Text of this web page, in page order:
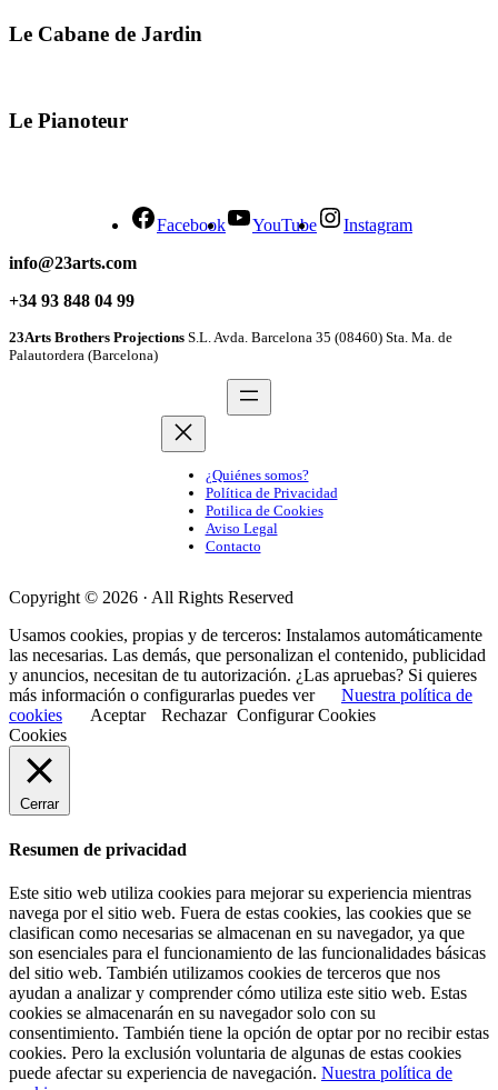
Le Cabane de Jardin
Le Pianoteur
Facebook YouTube
Instagram
info@23arts.com
+34 93 848 04 99
23Arts Brothers Projections S.L. Avda. Barcelona 35 (08460) Sta. Ma. de
Palautordera (Barcelona)
¿Quiénes somos?
Política de Privacidad
Potilica de Cookies
Aviso Legal
Contacto
Copyright © 2026 · All Rights Reserved
Usamos cookies, propias y de terceros: Instalamos automáticamente
las necesarias. Las demás, que personalizan el contenido, publicidad
y anuncios, necesitan de tu autorización. ¿Las apruebas? Si quieres
más información o configurarlas puedes ver
Nuestra política de
cookies
Aceptar Rechazar Configurar Cookies
Cookies
Cerrar
Resumen de privacidad
Este sitio web utiliza cookies para mejorar su experiencia mientras
navega por el sitio web. Fuera de estas cookies, las cookies que se
clasifican como necesarias se almacenan en su navegador, ya que
son esenciales para el funcionamiento de las funcionalidades básicas
del sitio web. También utilizamos cookies de terceros que nos
ayudan a analizar y comprender cómo utiliza este sitio web. Estas
cookies se almacenarán en su navegador solo con su
consentimiento. También tiene la opción de optar por no recibir estas
cookies. Pero la exclusión voluntaria de algunas de estas cookies
puede afectar su experiencia de navegación. Nuestra política de